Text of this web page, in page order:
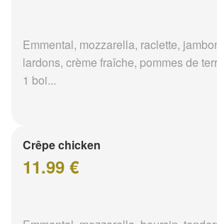
Emmental, mozzarella, raclette,
lardons, crème fraîche, pommes de
1 boi...
Crêpe chicken
11.99 €